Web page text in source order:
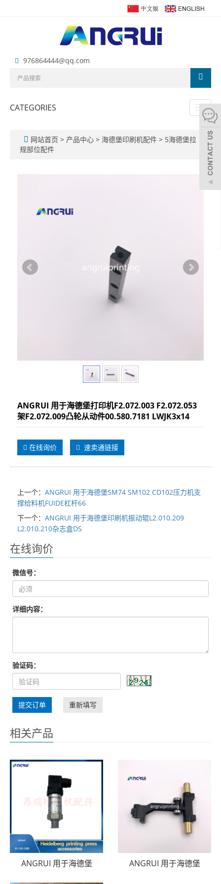
976864444@qq.com
Toggle
CATEGORIES
网站首页 > 产品中心 > 海德堡印刷机配件 > 5海德堡拉
规部位配件
ANGRUI 用于海德堡打印机F2.072.003 F2.072.053
架F2.072.009凸轮从动件00.580.7181 LWJK3x14
在线询价 速卖通链接
上一个： ANGRUI 用于海德堡SM74 SM102 CD102压力机支
撑给料机FUIDE杠杆66
下一个： ANGRUI 用于海德堡印刷机振动辊L2.010.209
L2.010.210杂志盒DS
在线询价
微信号：
详细内容：
验证码：
提交订单 重新填写
相关产品
ANGRUI 用于海德堡 ANGRUI 用于海德堡